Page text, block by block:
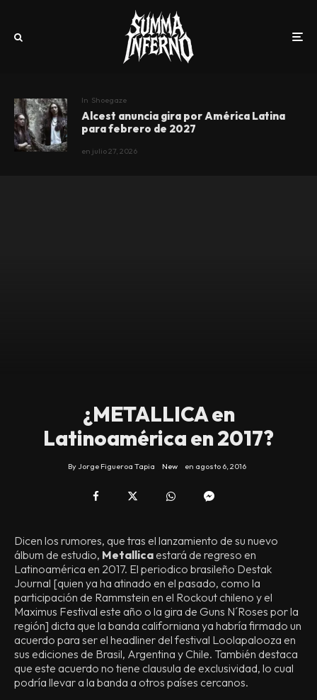
In Shoegaze
Alcest anuncia gira por América Latina
para febrero de 2027
en julio 27, 2026
¿METALLICA en
Latinoamérica en 2017?
By Jorge Figueroa Tapia New en agosto 6, 2016
Dicen los rumores, que tras el lanzamiento de su nuevo
álbum de estudio, Metallica estará de regreso en
Latinoamérica en 2017. El periodico brasileño Destak
Journal [quien ya ha atinado en el pasado, como la
participación de Rammstein en el Rockout chileno y el
Maximus Festival este año o la gira de Guns N´Roses por la
región] dicta que la banda californiana ya habría firmado un
acuerdo para ser el headliner del festival Loolapalooza en
sus ediciones de Brasil, Argentina y Chile. También destaca
que este acuerdo no tiene clausula de exclusividad, lo cual
podría llevar a la banda a otros países cercanos.